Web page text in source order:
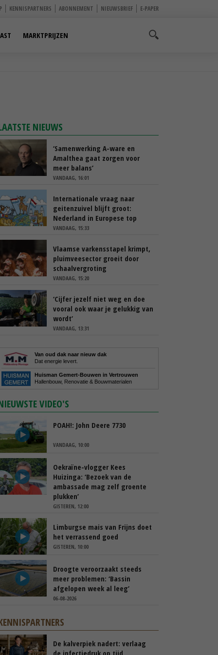
KENNISPARTNERS ABONNEMENT NIEUWSBRIEF E-PAPER
MARKTPRIJZEN
NIEUWS
‘Samenwerking A-ware en
Amalthea gaat zorgen voor
meer balans’
VANDAAG, 16:01
Internationale vraag naar
geitenzuivel blijft groot:
Nederland in Europese top
VANDAAG, 15:33
Vlaamse varkensstapel krimpt,
pluimveesector groeit door
schaalvergroting
VANDAAG, 15:20
‘Cijfer jezelf niet weg en doe
vooral ook waar je gelukkig van
wordt’
VANDAAG, 13:31
Van oud dak naar nieuw dak
Dat energie levert.
Huisman Gemert-Bouwen in Vertrouwen
Hallenbouw, Renovatie & Bouwmaterialen
VIDEO'S
POAH!: John Deere 7730
VANDAAG, 10:00
Oekraïne-vlogger Kees
Huizinga: ‘Bezoek van de
ambassade mag zelf groente
plukken’
GISTEREN, 12:00
Limburgse mais van Frijns doet
het verrassend goed
GISTEREN, 10:00
Droogte veroorzaakt steeds
meer problemen: ‘Bassin
afgelopen week al leeg’
06-08-2026
De kalverpiek nadert: verlaag
de infectiedruk op tijd